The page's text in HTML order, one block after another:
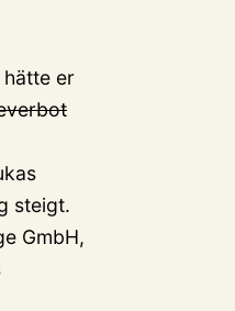
hätte er
steigt.
GmbH,